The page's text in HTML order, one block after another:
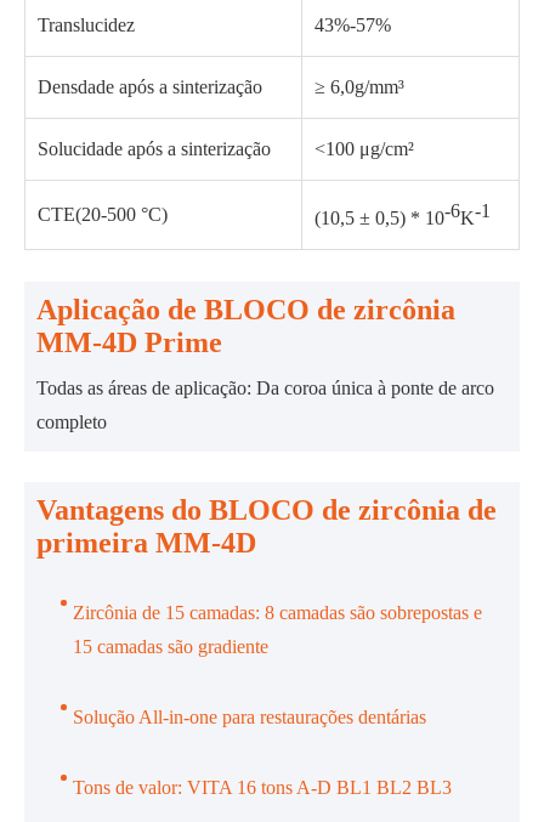
Translucidez 43%-57%
Densdade após a sinterização ≥ 6,0g/mm³
Solucidade após a sinterização <100 μg/cm²
CTE(20-500 °C) (10,5 ± 0,5) * 10-6K-1
Aplicação de BLOCO de zircônia
MM-4D Prime
Todas as áreas de aplicação: Da coroa única à ponte de arco
completo
Vantagens do BLOCO de zircônia de
primeira MM-4D
Zircônia de 15 camadas: 8 camadas são sobrepostas e
15 camadas são gradiente
Solução All-in-one para restaurações dentárias
Tons de valor: VITA 16 tons A-D BL1 BL2 BL3